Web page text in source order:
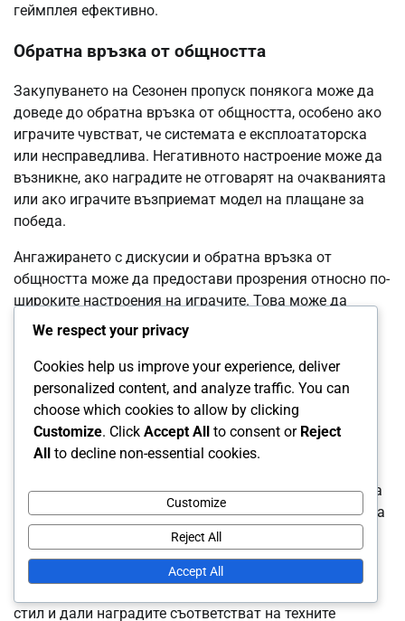
геймплея ефективно.
Обратна връзка от общността
Закупуването на Сезонен пропуск понякога може да
доведе до обратна връзка от общността, особено ако
играчите чувстват, че системата е експлоататорска
или несправедлива. Негативното настроение може да
възникне, ако наградите не отговарят на очакванията
или ако играчите възприемат модел на плащане за
победа.
Ангажирането с дискусии и обратна връзка от
общността може да предостави прозрения относно по-
широките настроения на играчите. Това може да
помогне при вземането на информирани решения
Проблеми с достъпността на наградите
Не всички играчи може да имат равен достъп до
наградите, предлагани в Сезонния пропуск. Фактори
обстоятелства могат да повлияят на способността на
играча да се ангажира напълно с съдържанието. Това
може да създаде разлики в базата играчи.
За да се справят с проблемите с достъпността,
стил и дали наградите съответстват на техните
We respect your privacy
Cookies help us improve your experience, deliver
personalized content, and analyze traffic. You can
choose which cookies to allow by clicking
Customize. Click Accept All to consent or Reject
All to decline non-essential cookies.
Customize
Reject All
Accept All